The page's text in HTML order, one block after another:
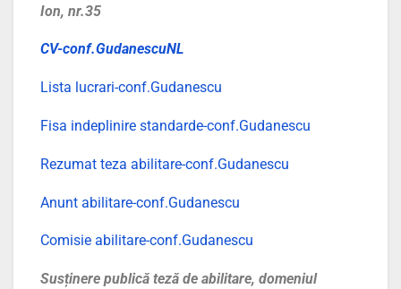
Ion, nr.35
CV-conf.GudanescuNL
Lista lucrari-conf.Gudanescu
Fisa indeplinire standarde-conf.Gudanescu
Rezumat teza abilitare-conf.Gudanescu
Anunt abilitare-conf.Gudanescu
Comisie abilitare-conf.Gudanescu
Susținere publică teză de abilitare, domeniul